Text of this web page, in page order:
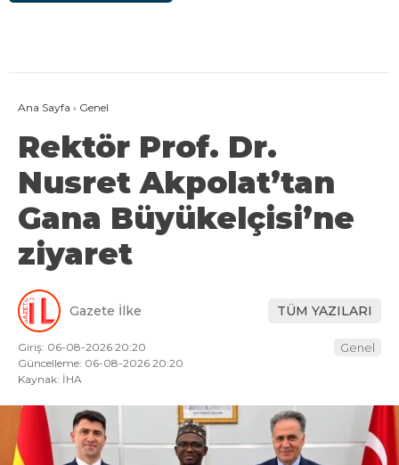
Ana Sayfa › Genel
Rektör Prof. Dr.
Nusret Akpolat’tan
Gana Büyükelçisi’ne
ziyaret
Gazete İlke TÜM YAZILARI
Giriş: 06-08-2026 20:20
Güncelleme: 06-08-2026 20:20
Kaynak: İHA
Genel